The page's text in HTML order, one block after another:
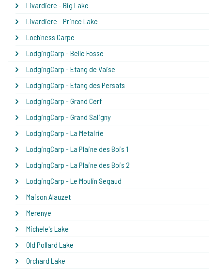
Livardiere - Big Lake
Livardiere - Prince Lake
Loch'ness Carpe
LodgingCarp - Belle Fosse
LodgingCarp - Etang de Vaise
LodgingCarp - Etang des Persats
LodgingCarp - Grand Cerf
LodgingCarp - Grand Saligny
LodgingCarp - La Metairie
LodgingCarp - La Plaine des Bois 1
LodgingCarp - La Plaine des Bois 2
LodgingCarp - Le Moulin Segaud
Maison Alauzet
Merenye
Michele's Lake
Old Pollard Lake
Orchard Lake